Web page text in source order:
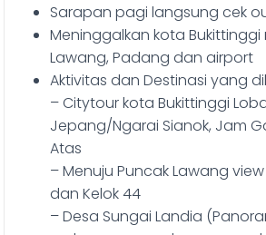
Sarapan pagi langsung cek
Meninggalkan kota Bukittinggi
Lawang, Padang dan airport
Aktivitas dan Destinasi yang
– Citytour kota Bukittinggi
Jepang/Ngarai Sianok, Jam
Atas
– Menuju Puncak Lawang
dan Kelok 44
– Desa Sungai Landia